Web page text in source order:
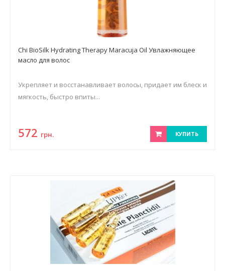
Chi BioSilk Hydrating Therapy Maracuja Oil Увлажняющее
масло для волос
Укрепляет и восстанавливает волосы, придает им блеск и
мягкость, быстро впиты...
572 грн. КУПИТЬ